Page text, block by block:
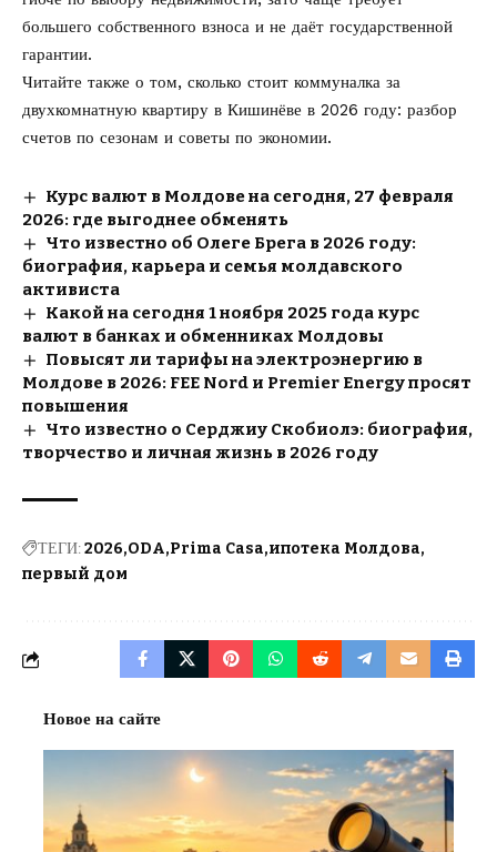
большего собственного взноса и не даёт государственной
гарантии.
Читайте также о том, сколько стоит коммуналка за
двухкомнатную квартиру в Кишинёве в 2026 году: разбор
счетов по сезонам и советы по экономии.
Курс валют в Молдове на сегодня, 27 февраля
2026: где выгоднее обменять
Что известно об Олеге Брега в 2026 году:
биография, карьера и семья молдавского
активиста
Какой на сегодня 1 ноября 2025 года курс
валют в банках и обменниках Молдовы
Повысят ли тарифы на электроэнергию в
Молдове в 2026: FEE Nord и Premier Energy просят
повышения
Что известно о Серджиу Скобиолэ: биография,
творчество и личная жизнь в 2026 году
ТЕГИ:2026 ODA Prima Casa ипотека Молдова
первый дом
Новое на сайте